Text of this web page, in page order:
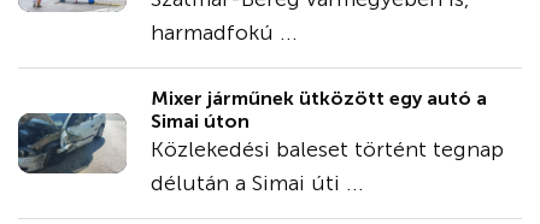
harmadfokú ...
Mixer járműnek ütközött egy autó a
Simai úton
Közlekedési baleset történt tegnap
délután a Simai úti ...